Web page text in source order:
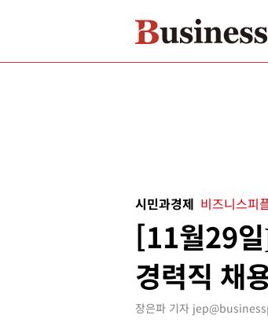
시민과경제 비즈니스피
[11월29
경력직 채
장은파 기자